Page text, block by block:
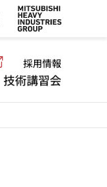
採用情報
技術講習会